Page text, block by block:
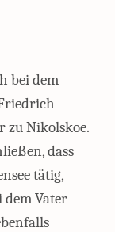
bei dem
zu Nikolskoe.
dass
tätig,
Vater